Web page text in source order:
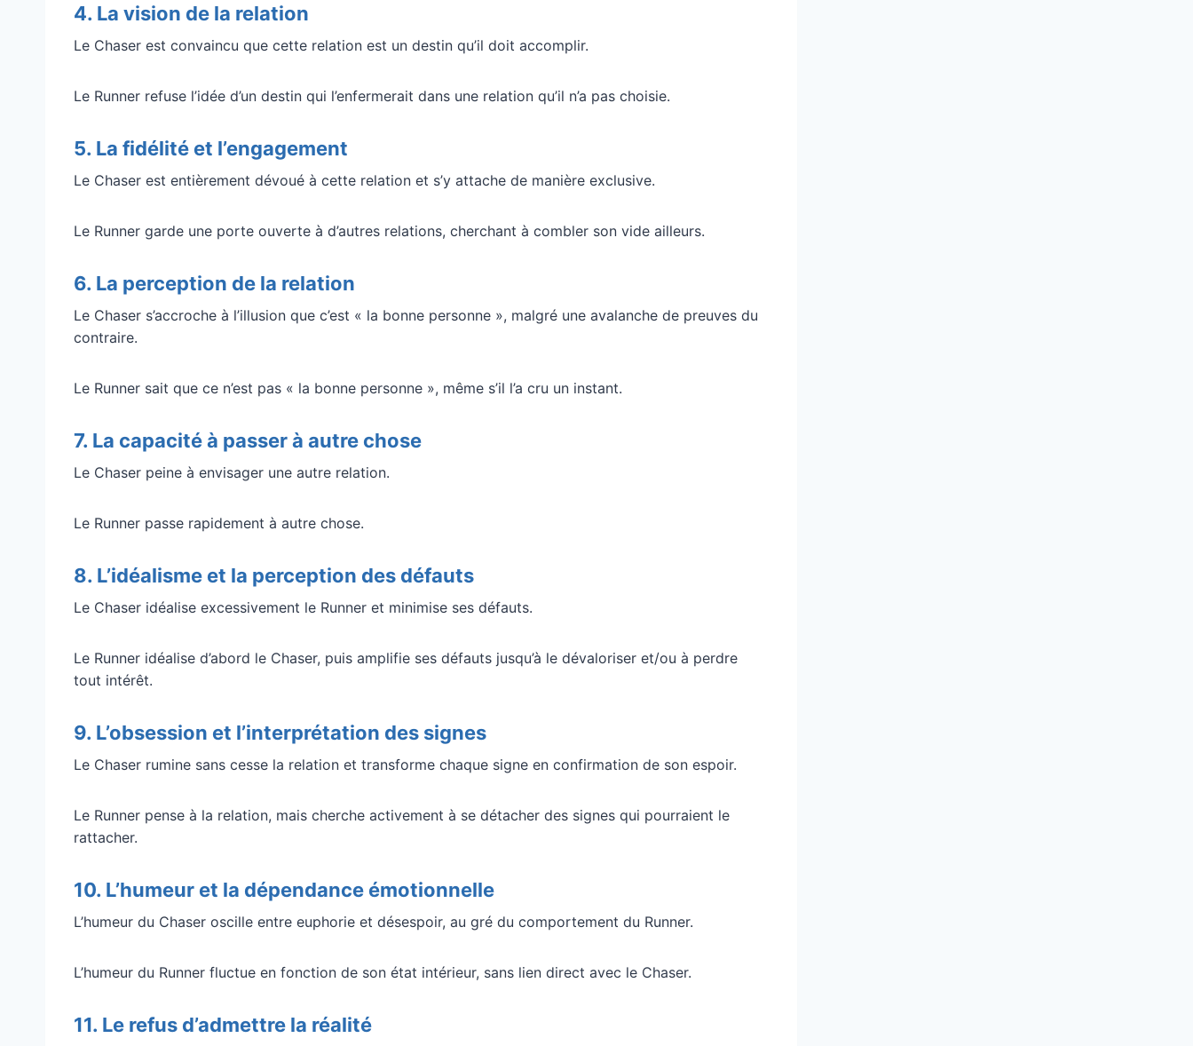
4. La vision de la relation
Le Chaser est convaincu que cette relation est un destin qu’il doit accomplir.
Le Runner refuse l’idée d’un destin qui l’enfermerait dans une relation qu’il n’a pas choisie.
5. La fidélité et l’engagement
Le Chaser est entièrement dévoué à cette relation et s’y attache de manière exclusive.
Le Runner garde une porte ouverte à d’autres relations, cherchant à combler son vide ailleurs.
6. La perception de la relation
Le Chaser s’accroche à l’illusion que c’est « la bonne personne », malgré une avalanche de preuves du
contraire.
Le Runner sait que ce n’est pas « la bonne personne », même s’il l’a cru un instant.
7. La capacité à passer à autre chose
Le Chaser peine à envisager une autre relation.
Le Runner passe rapidement à autre chose.
8. L’idéalisme et la perception des défauts
Le Chaser idéalise excessivement le Runner et minimise ses défauts.
Le Runner idéalise d’abord le Chaser, puis amplifie ses défauts jusqu’à le dévaloriser et/ou à perdre
tout intérêt.
9. L’obsession et l’interprétation des signes
Le Chaser rumine sans cesse la relation et transforme chaque signe en confirmation de son espoir.
Le Runner pense à la relation, mais cherche activement à se détacher des signes qui pourraient le
rattacher.
10. L’humeur et la dépendance émotionnelle
L’humeur du Chaser oscille entre euphorie et désespoir, au gré du comportement du Runner.
L’humeur du Runner fluctue en fonction de son état intérieur, sans lien direct avec le Chaser.
11. Le refus d’admettre la réalité